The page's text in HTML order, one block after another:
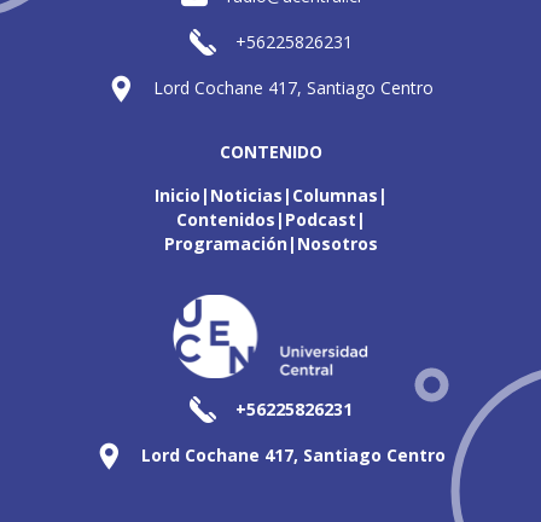
+56225826231
Lord Cochane 417, Santiago Centro
CONTENIDO
Inicio Noticias Columnas
Contenidos Podcast
Programación Nosotros
+56225826231
Lord Cochane 417, Santiago Centro